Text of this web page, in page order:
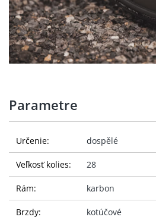
Parametre
Určenie: dospělé
Veľkosť kolies: 28
Rám: karbon
Brzdy: kotúčové